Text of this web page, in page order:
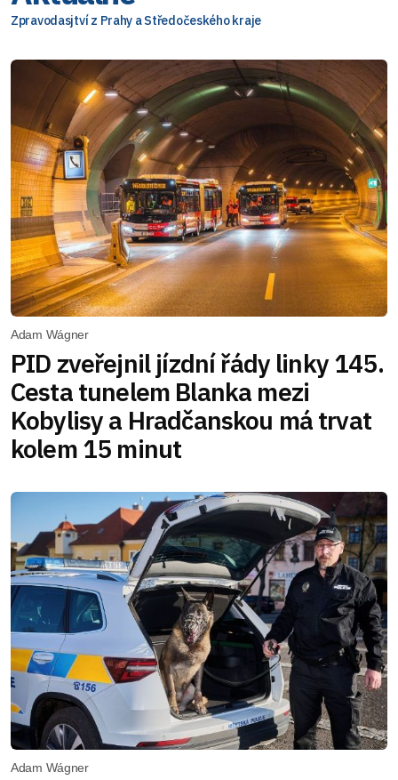
Zpravodasjtví z Prahy a Středočeského kraje
Adam Wágner
PID zveřejnil jízdní řády linky 145.
Cesta tunelem Blanka mezi
Kobylisy a Hradčanskou má trvat
kolem 15 minut
Adam Wágner